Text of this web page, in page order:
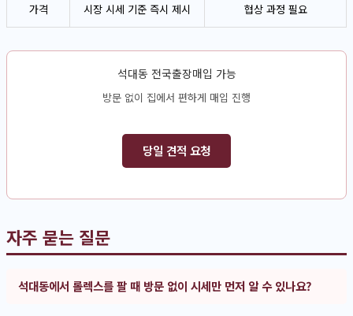
가격 시장 시세 기준 즉시 제시 협상 과정 필요
석대동 전국출장매입 가능
방문 없이 집에서 편하게 매입 진행
당일 견적 요청
자주 묻는 질문
석대동에서 롤렉스를 팔 때 방문 없이 시세만 먼저 알 수 있나요?